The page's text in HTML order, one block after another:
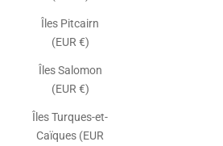
Îles Pitcairn
(EUR €)
Îles Salomon
(EUR €)
Îles Turques-et-
Caïques (EUR